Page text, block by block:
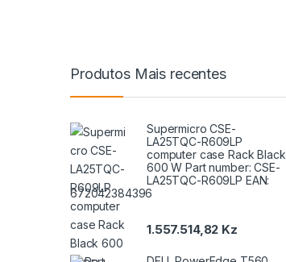
Produtos Mais recentes
Supermicro CSE-
LA25TQC-R609LP
computer case Rack Black
600 W Part number: CSE-
LA25TQC-R609LP EAN:
672042384396
1.557.514,82 Kz